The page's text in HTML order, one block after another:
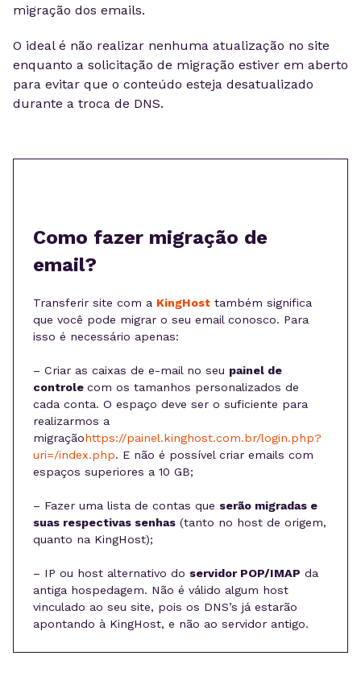
migração dos emails.
O ideal é não realizar nenhuma atualização no site
enquanto a solicitação de migração estiver em aberto
para evitar que o conteúdo esteja desatualizado
durante a troca de DNS.
Como fazer migração de
email?
Transferir site com a KingHost também significa
que você pode migrar o seu email conosco. Para
isso é necessário apenas:
– Criar as caixas de e-mail no seu painel de
controle com os tamanhos personalizados de
cada conta. O espaço deve ser o suficiente para
realizarmos a
migraçãohttps://painel.kinghost.com.br/login.php?
uri=/index.php. E não é possível criar emails com
espaços superiores a 10 GB;
– Fazer uma lista de contas que serão migradas e
suas respectivas senhas (tanto no host de origem,
quanto na KingHost);
– IP ou host alternativo do servidor POP/IMAP da
antiga hospedagem. Não é válido algum host
vinculado ao seu site, pois os DNS’s já estarão
apontando à KingHost, e não ao servidor antigo.